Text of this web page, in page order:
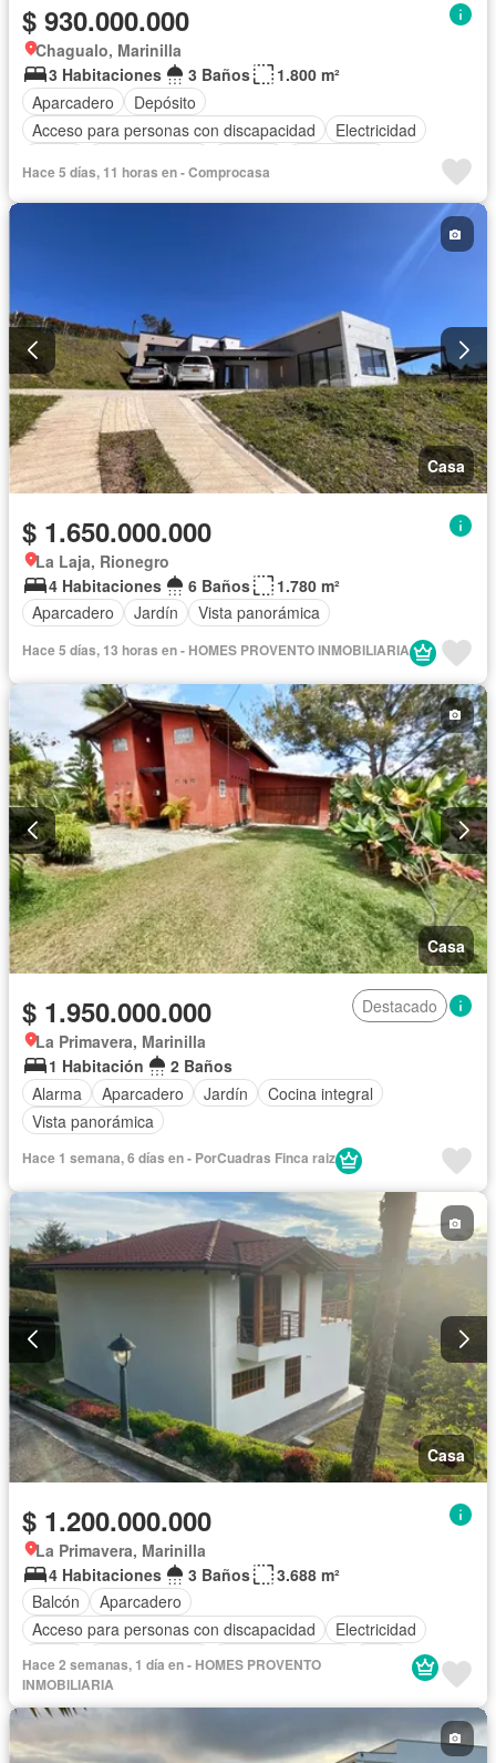
$ 930.000.000
Chagualo, Marinilla
3 Habitaciones
3 Baños
1.800 m²
Aparcadero
Depósito
Acceso para personas con discapacidad
Electricidad
Vista panorámica
Seguridad privada
Hace 5 días, 11 horas en - Comprocasa
Casa
$ 1.650.000.000
La Laja, Rionegro
4 Habitaciones
6 Baños
1.780 m²
Aparcadero
Jardín Vista panorámica
Hace 5 días, 13 horas en - HOMES PROVENTO INMOBILIARIA
Casa
$ 1.950.000.000
Destacado
La Primavera, Marinilla
1 Habitación
2 Baños
Alarma
Aparcadero Jardín
Cocina integral
Vista panorámica
Hace 1 semana, 6 días en - PorCuadras Finca raiz
Casa
$ 1.200.000.000
La Primavera, Marinilla
4 Habitaciones
3 Baños
3.688 m²
Balcón
Aparcadero
Acceso para personas con discapacidad
Electricidad
Jardín
Cocina integral Vista panorámica
Hace 2 semanas, 1 día en - HOMES PROVENTO
INMOBILIARIA